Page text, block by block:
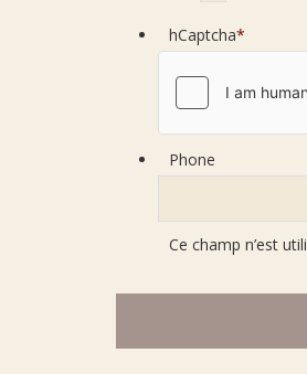
hCaptcha*
Phone
Ce champ n’est